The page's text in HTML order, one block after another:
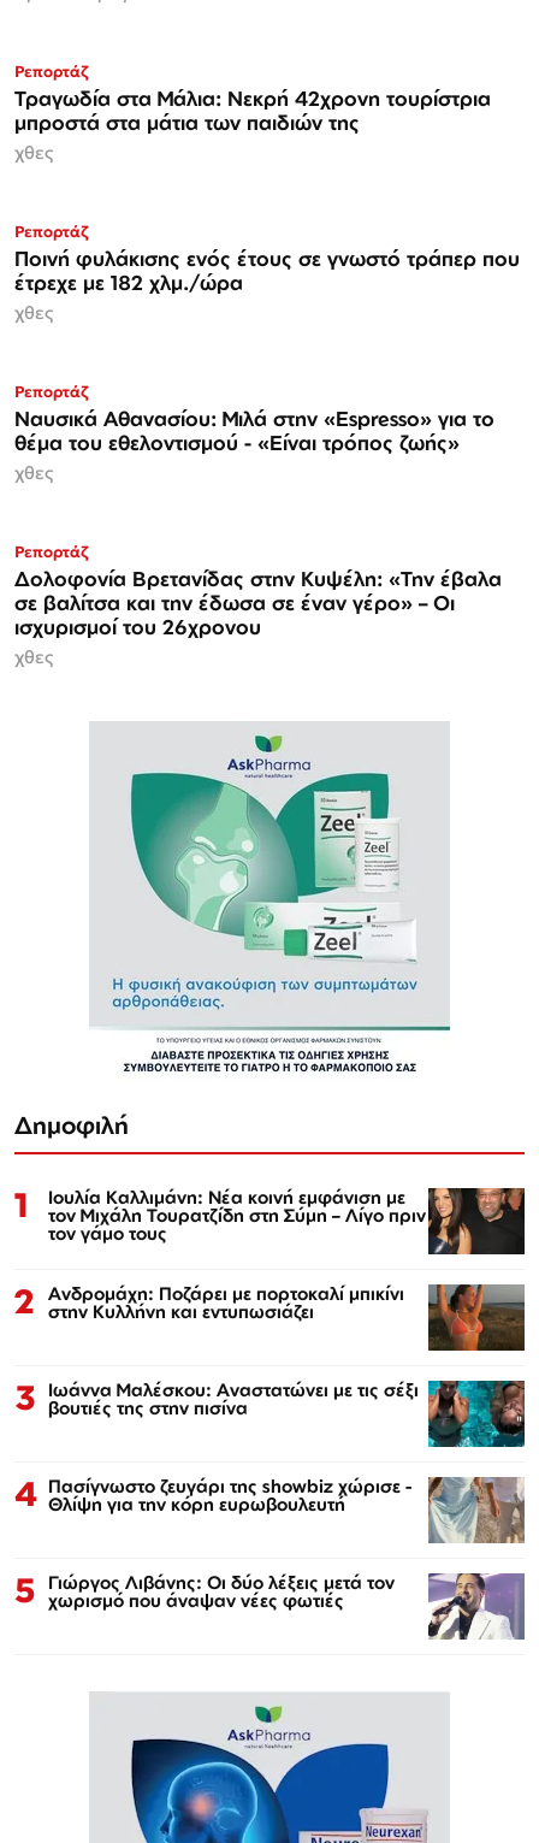
Ρεπορτάζ
Τραγωδία στα Μάλια: Νεκρή 42χρονη τουρίστρια
μπροστά στα μάτια των παιδιών της
χθες
Ρεπορτάζ
Ποινή φυλάκισης ενός έτους σε γνωστό τράπερ που
έτρεχε με 182 χλμ./ώρα
χθες
Ρεπορτάζ
Ναυσικά Αθανασίου: Μιλά στην «Espresso» για το
θέμα του εθελοντισμού - «Είναι τρόπος ζωής»
χθες
Ρεπορτάζ
Δολοφονία Βρετανίδας στην Κυψέλη: «Την έβαλα
σε βαλίτσα και την έδωσα σε έναν γέρο» – Οι
ισχυρισμοί του 26χρονου
χθες
Δημοφιλή
1 Ιουλία Καλλιμάνη: Νέα κοινή εμφάνιση με
τον Μιχάλη Τουρατζίδη στη Σύμη – Λίγο πριν
τον γάμο τους
2 Ανδρομάχη: Ποζάρει με πορτοκαλί μπικίνι
στην Κυλλήνη και εντυπωσιάζει
3 Ιωάννα Μαλέσκου: Αναστατώνει με τις σέξι
βουτιές της στην πισίνα
4 Πασίγνωστο ζευγάρι της showbiz χώρισε -
Θλίψη για την κόρη ευρωβουλευτή
5 Γιώργος Λιβάνης: Οι δύο λέξεις μετά τον
χωρισμό που άναψαν νέες φωτιές